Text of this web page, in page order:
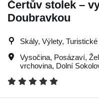
Čertův stolek –
Doubravkou
Skály, Výlety,
Vysočina, Posázaví,
vrchovina, Dolní